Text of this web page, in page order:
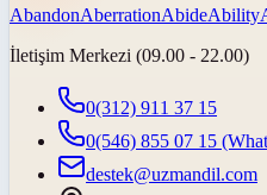
AbandonAberrationAbideAbility
İletişim Merkezi (09.00 - 22.00)
0(312) 911 37 15
0(546) 855 07 15
destek@uzmandil.com